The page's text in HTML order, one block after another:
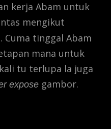
kerja Abam untuk
mengikut
Cuma tinggal Abam
mana untuk
tu terlupa la juga
expose gambor.